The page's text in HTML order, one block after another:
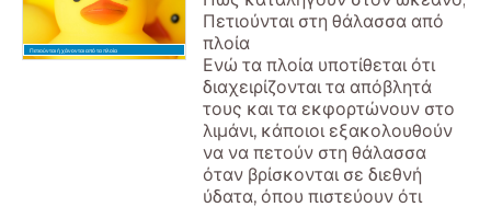
Πετιούνται ή χάνονται από τα πλοία
Πετιούνται στη θάλασσα από
πλοία
Ενώ τα πλοία υποτίθεται ότι
διαχειρίζονται τα απόβλητά
τους και τα εκφορτώνουν στο
λιμάνι, κάποιοι εξακολουθούν
να να πετούν στη θάλασσα
όταν βρίσκονται σε διεθνή
ύδατα, όπου πιστεύουν ότι